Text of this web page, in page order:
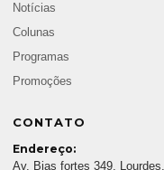
Notícias
Colunas
Programas
Promoções
CONTATO
Endereço:
Av. Bias fortes 349, Lourdes,